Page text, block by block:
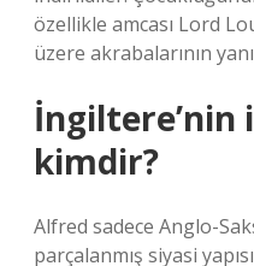
özellikle amcası Lord
üzere akrabalarının
İngiltere’nin
kimdir?
Alfred sadece Anglo-
parçalanmış siyasi